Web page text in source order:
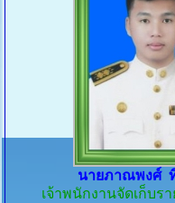
นายภาณพงศ์
เจ้าพนักงานจัดเก็บร